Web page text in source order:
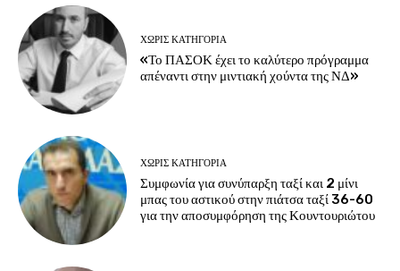
ΧΩΡΊΣ ΚΑΤΗΓΟΡΊΑ
«Το ΠΑΣΟΚ έχει το καλύτερο πρόγραμμα
απέναντι στην μιντιακή χούντα της ΝΔ»
ΧΩΡΊΣ ΚΑΤΗΓΟΡΊΑ
Συμφωνία για συνύπαρξη ταξί και 2 μίνι
μπας του αστικού στην πιάτσα ταξί 36-60
για την αποσυμφόρηση της Κουντουριώτου